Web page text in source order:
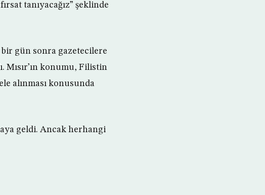
tanıyacağız” şeklinde
bir gün sonra gazetecilere
Mısır’ın konumu, Filistin
alınması konusunda
geldi. Ancak herhangi